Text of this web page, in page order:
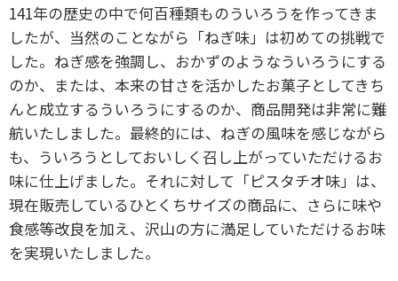
141年の歴史の中で何百種類ものういろうを作ってきま
したが、当然のことながら「ねぎ味」は初めての挑戦で
した。ねぎ感を強調し、おかずのようなういろうにする
のか、または、本来の甘さを活かしたお菓子としてきち
んと成立するういろうにするのか、商品開発は非常に難
航いたしました。最終的には、ねぎの風味を感じながら
も、ういろうとしておいしく召し上がっていただけるお
味に仕上げました。それに対して「ピスタチオ味」は、
現在販売しているひとくちサイズの商品に、さらに味や
食感等改良を加え、沢山の方に満足していただけるお味
を実現いたしました。